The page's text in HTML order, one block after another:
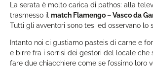
La serata è molto carica di pathos: alla
trasmesso il match Flamengo – Vasco da
Tutti gli avventori sono tesi ed osservano lo
Intanto noi ci gustiamo pasteis di carne e
e birre fra i sorrisi dei gestori del locale che
fare due chiacchiere come se fossimo loro